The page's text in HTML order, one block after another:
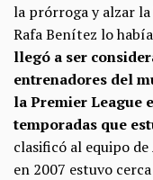
la prórroga y alzar la
Rafa Benítez lo
llegó a ser
entrenadores del
la Premier League
temporadas que
clasificó al equipo
en 2007 estuvo